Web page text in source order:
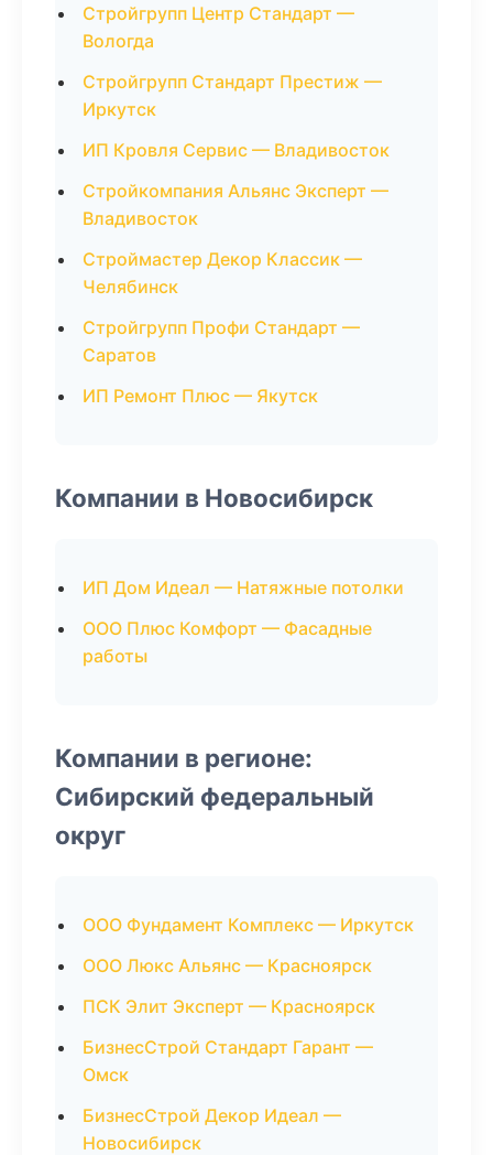
Стройгрупп Центр Стандарт —
Вологда
Стройгрупп Стандарт Престиж —
Иркутск
ИП Кровля Сервис — Владивосток
Стройкомпания Альянс Эксперт —
Владивосток
Строймастер Декор Классик —
Челябинск
Стройгрупп Профи Стандарт —
Саратов
ИП Ремонт Плюс — Якутск
Компании в Новосибирск
ИП Дом Идеал — Натяжные потолки
ООО Плюс Комфорт — Фасадные
работы
Компании в регионе:
Сибирский федеральный
округ
ООО Фундамент Комплекс — Иркутск
ООО Люкс Альянс — Красноярск
ПСК Элит Эксперт — Красноярск
БизнесСтрой Стандарт Гарант —
Омск
БизнесСтрой Декор Идеал —
Новосибирск